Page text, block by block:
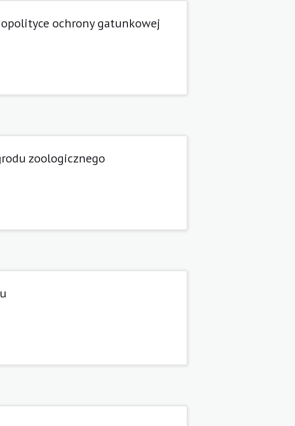
ochrony gatunkowej
zoologicznego